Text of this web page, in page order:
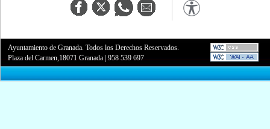
Ayuntamiento de Granada. Todos los Derechos Reservados.
Plaza del Carmen,18071 Granada |958 539 697